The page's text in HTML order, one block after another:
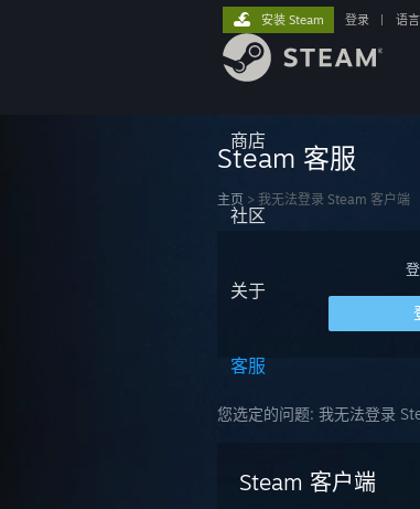
商店
社区
关于
客服
安装 Steam 登录 语言
Steam 客服
主页 > 我无法登录 Steam 客户端
您选定的问题: 我无法登录
Steam 客户端